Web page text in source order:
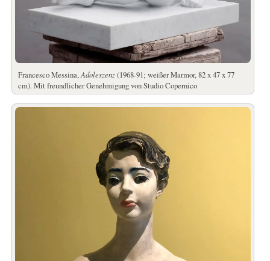
Francesco Messina,Adoleszenz(1968-91; weißer Marmor, 82 x 47 x 77
cm). Mit freundlicher Genehmigung von Studio Copernico